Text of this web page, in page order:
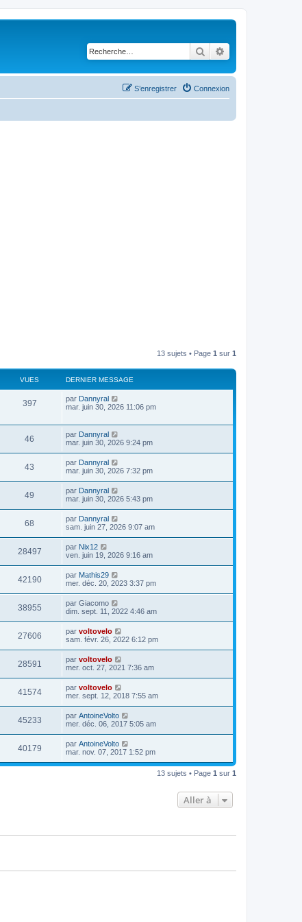
Rechercher
Connexion
S’enregistrer
13 sujets • Page 1 sur 1
VUES DERNIER MESSAGE
397 par Dannyral
mar. juin 30, 2026 11:06 pm
46 par Dannyral
mar. juin 30, 2026 9:24 pm
43 par Dannyral
mar. juin 30, 2026 7:32 pm
49 par Dannyral
mar. juin 30, 2026 5:43 pm
68 par Dannyral
sam. juin 27, 2026 9:07 am
28497 par Nix12
ven. juin 19, 2026 9:16 am
42190 par Mathis29
mer. déc. 20, 2023 3:37 pm
38955 par Giacomo
dim. sept. 11, 2022 4:46 am
27606 par voltovelo
sam. févr. 26, 2022 6:12 pm
28591 par voltovelo
mer. oct. 27, 2021 7:36 am
41574 par voltovelo
mer. sept. 12, 2018 7:55 am
45233 par AntoineVolto
mer. déc. 06, 2017 5:05 am
40179 par AntoineVolto
mar. nov. 07, 2017 1:52 pm
13 sujets • Page 1 sur 1
Aller à